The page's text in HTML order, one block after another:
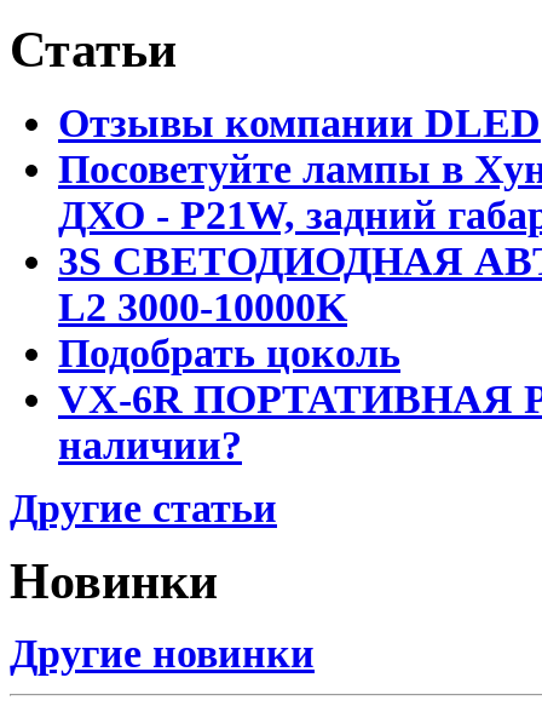
Статьи
Отзывы компании DLED
Посоветуйте лампы в
ДХО - P21W, задний
3S СВЕТОДИОДНАЯ
L2 3000-10000K
Подобрать цоколь
VX-6R ПОРТАТИВНАЯ
наличии?
Другие статьи
Новинки
Другие новинки